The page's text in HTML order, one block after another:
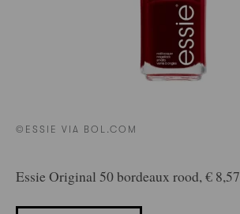
©ESSIE VIA BOL.COM
Essie Original 50 bordeaux rood, € 8,57